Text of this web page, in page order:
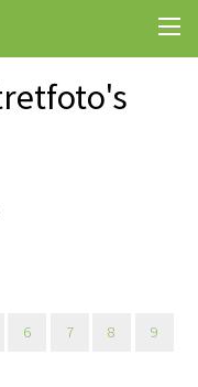
6 7 8
9